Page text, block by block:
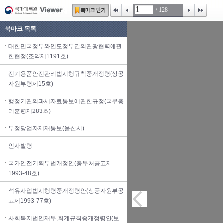
/ 128
북마크 목록
대한민국정부와인도정부간의관광협력에관
한협정(조약제1191호)
전기용품안전관리법시행규칙중개정령(상공
자원부령제15호)
행정기관의과세자료통보에관한규정(국무총
리훈령제283호)
부정당업자제재통보(울산시)
인사발령
국가안전기획부법개정안(총무처공고제
1993-48호)
석유사업법시행령중개정령안(상공자원부공
고제1993-77호)
사회복지법인재무,회계규칙중개정령안(보